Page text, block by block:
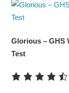
Glorious – GHS
Test